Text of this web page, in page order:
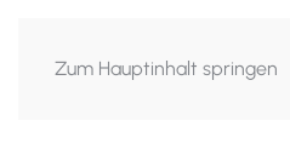
Zum Hauptinhalt springen